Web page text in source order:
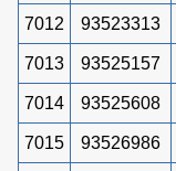
7012 93523313
7013 93525157
7014 93525608
7015 93526986